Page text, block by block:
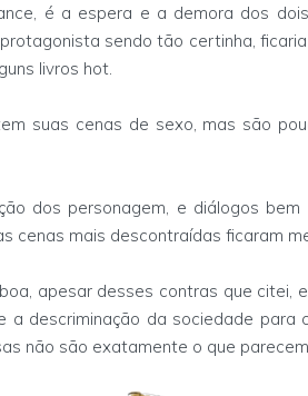
é a espera e a demora dos
sendo tão certinha,
livros hot.
suas cenas de sexo, mas são
dos personagem, e diálogos
cenas mais descontraídas ficaram
apesar desses contras que citei,
a descriminação da sociedade
não são exatamente o que